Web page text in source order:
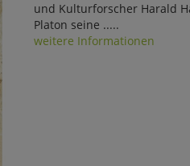
und Kulturforscher Harald
Platon seine .....
weitere Informationen